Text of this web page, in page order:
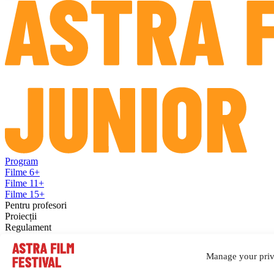
Manage your
Program
Filme 6+
Filme 11+
Filme 15+
Pentru profesori
Proiecții
Regulament
Adeverințe
Atelier media
Concurs benzi desenate